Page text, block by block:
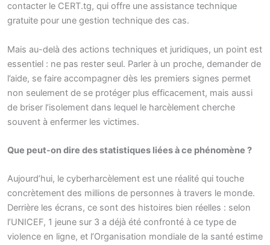
contacter le CERT.tg, qui offre une assistance technique
gratuite pour une gestion technique des cas.
Mais au-delà des actions techniques et juridiques, un point est
essentiel : ne pas rester seul. Parler à un proche, demander de
l’aide, se faire accompagner dès les premiers signes permet
non seulement de se protéger plus efficacement, mais aussi
de briser l’isolement dans lequel le harcèlement cherche
souvent à enfermer les victimes.
Que peut-on dire des statistiques liées à ce phénomène ?
Aujourd’hui, le cyberharcèlement est une réalité qui touche
concrètement des millions de personnes à travers le monde.
Derrière les écrans, ce sont des histoires bien réelles : selon
l’UNICEF, 1 jeune sur 3 a déjà été confronté à ce type de
violence en ligne, et l’Organisation mondiale de la santé estime